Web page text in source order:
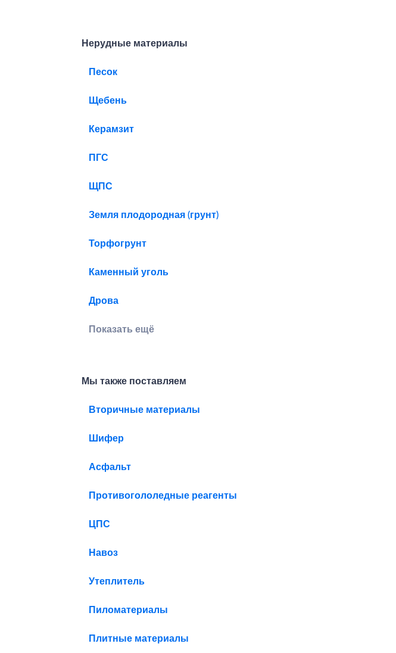
Нерудные материалы
Песок
Щебень
Керамзит
ПГС
ЩПС
Земля плодородная (грунт)
Торфогрунт
Каменный уголь
Дрова
Показать ещё
Мы также поставляем
Вторичные материалы
Шифер
Асфальт
Противогололедные реагенты
ЦПС
Навоз
Утеплитель
Пиломатериалы
Плитные материалы